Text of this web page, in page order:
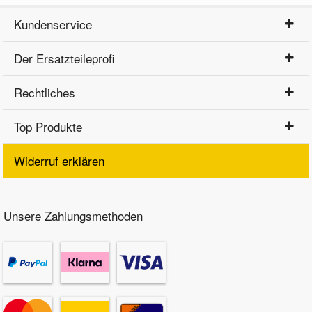
Kundenservice
Der Ersatzteileprofi
Rechtliches
Top Produkte
Widerruf erklären
Unsere Zahlungsmethoden